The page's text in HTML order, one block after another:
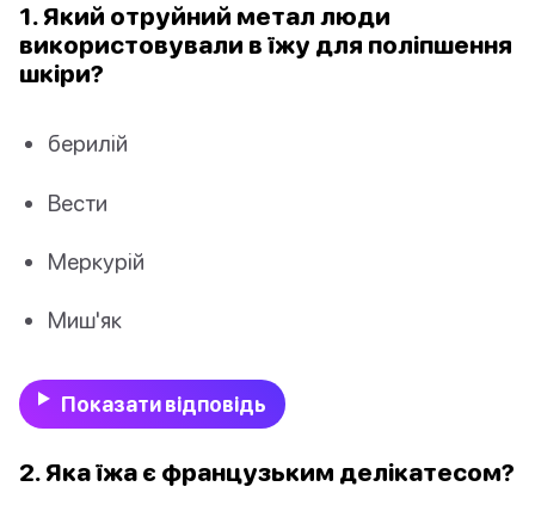
1. Який отруйний метал люди
використовували в їжу для поліпшення
шкіри?
берилій
Вести
Меркурій
Миш'як
Показати відповідь
2. Яка їжа є французьким делікатесом?